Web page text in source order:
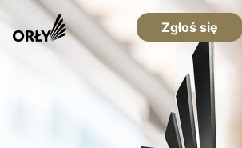
Zgłoś się